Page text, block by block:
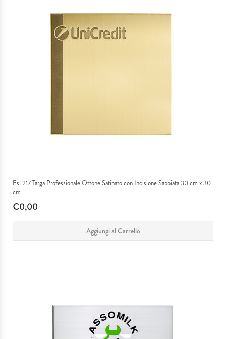
Es. 217 Targa Professionale Ottone Satinato con Incisione Sabbiata 30 cm x 30
cm
€0,00
Aggiungi al Carrello